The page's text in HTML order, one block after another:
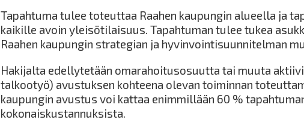
Tapahtuma tulee toteuttaa Raahen kaupungin alueella ja
kaikille avoin yleisötilaisuus. Tapahtuman tulee tukea
Raahen kaupungin strategian ja hyvinvointisuunnitelman
Hakijalta edellytetään omarahoitusosuutta tai muuta
talkootyö) avustuksen kohteena olevan toiminnan
kaupungin avustus voi kattaa enimmillään 60 %
kokonaiskustannuksista.